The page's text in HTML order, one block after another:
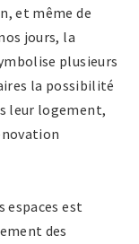
et même de
jours, la
plusieurs
la possibilité
leur logement,
est
des